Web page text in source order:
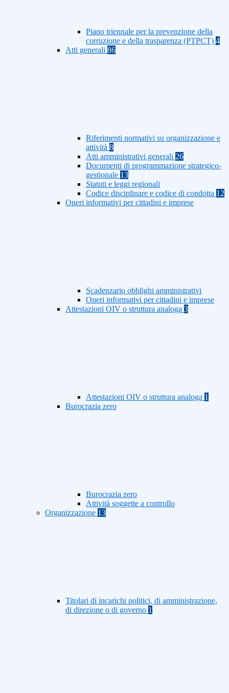
Piano triennale per la prevenzione della
corruzione e della trasparenza (PTPCT) 4
Atti generali 86
Riferimenti normativi su organizzazione e
attività 8
Atti amministrativi generali 26
Documenti di programmazione strategico-
gestionale 13
Statuti e leggi regionali
Codice disciplinare e codice di condotta 12
Oneri informativi per cittadini e imprese
Scadenzario obblighi amministrativi
Oneri informativi per cittadini e imprese
Attestazioni OIV o struttura analoga 3
Attestazioni OIV o struttura analoga 1
Burocrazia zero
Burocrazia zero
Attività soggette a controllo
Organizzazione 13
Titolari di incarichi politici, di amministrazione,
di direzione o di governo 1